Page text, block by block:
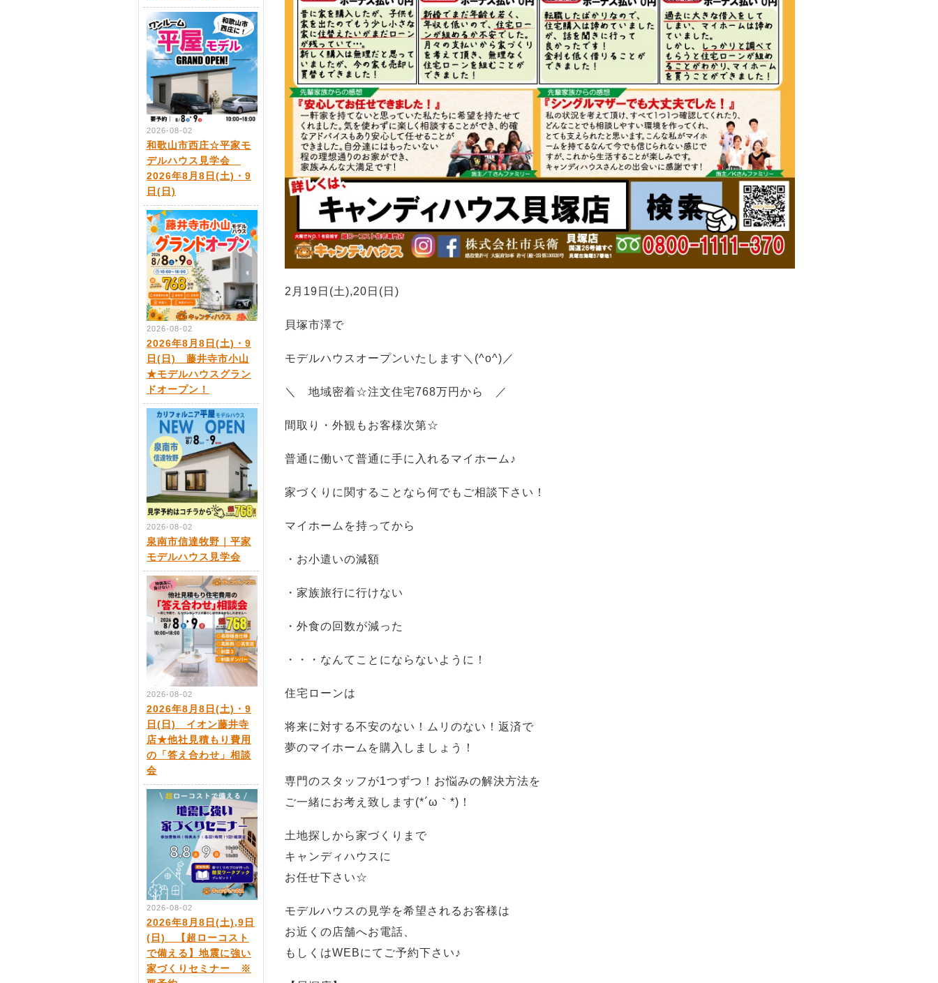
2月19日(土),20日(日)
貝塚市澤で
モデルハウスオープンいたします＼(^o^)／
＼ 地域密着☆注文住宅768万円から ／
間取り・外観もお客様次第☆
普通に働いて普通に手に入れるマイホーム♪
家づくりに関することなら何でもご相談下さい！
マイホームを持ってから
・お小遣いの減額
・家族旅行に行けない
・外食の回数が減った
・・・なんてことにならないように！
住宅ローンは
将来に対する不安のない！ムリのない！返済で
夢のマイホームを購入しましょう！
専門のスタッフが1つずつ！お悩みの解決方法を
ご一緒にお考え致します(*´ω｀*)！
土地探しから家づくりまで
キャンディハウスに
お任せ下さい☆
モデルハウスの見学を希望されるお客様は
お近くの店舗へお電話、
もしくはWEBにてご予約下さい♪
2026-08-02
和歌山市西庄☆平家モ
デルハウス見学会
2026年8月8日(土)・9
日(日)
2026-08-02
2026年8月8日(土)・9
日(日) 藤井寺市小山
★モデルハウスグラン
ドオープン！
2026-08-02
泉南市信達牧野｜平家
モデルハウス見学会
2026-08-02
2026年8月8日(土)・9
日(日) イオン藤井寺
店★他社見積もり費用
の「答え合わせ」相談
会
2026-08-02
2026年8月8日(土),9日
(日) 【超ローコスト
で備える】地震に強い
家づくりセミナー ※